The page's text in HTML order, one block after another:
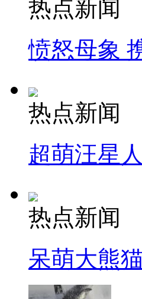
热点新闻
愤怒母象
热点新闻
超萌汪星
热点新闻
呆萌大熊